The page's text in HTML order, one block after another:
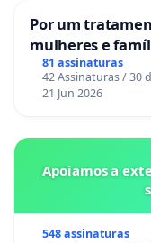
Por um
mulheres e
gestacional nos
81 assinaturas
42 Assinaturas / 30
21 Jun 2026
Apoiamos a
548 assinaturas